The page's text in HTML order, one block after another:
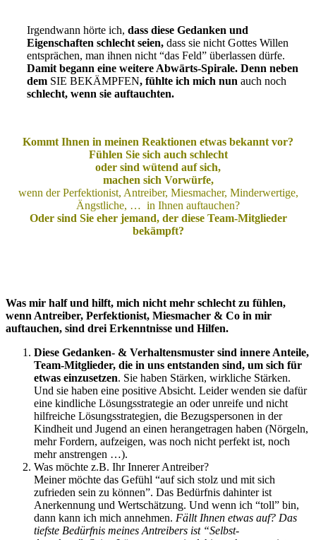
Irgendwann hörte ich, dass diese Gedanken und
Eigenschaften schlecht seien, dass sie nicht Gottes Willen
entsprächen, man ihnen nicht “das Feld” überlassen dürfe.
Damit begann eine weitere Abwärts-Spirale. Denn neben
dem SIE BEKÄMPFEN, fühlte ich mich nun auch noch
schlecht, wenn sie auftauchten.
Kommt Ihnen in meinen Reaktionen etwas bekannt vor?
Fühlen Sie sich auch schlecht
oder sind wütend auf sich,
machen sich Vorwürfe,
wenn der Perfektionist, Antreiber, Miesmacher, Minderwertige,
Ängstliche, … in Ihnen auftauchen?
Oder sind Sie eher jemand, der diese Team-Mitglieder
bekämpft?
Was mir half und hilft, mich nicht mehr schlecht zu fühlen,
wenn Antreiber, Perfektionist, Miesmacher & Co in mir
auftauchen, sind drei Erkenntnisse und Hilfen.
Diese Gedanken- & Verhaltensmuster sind innere Anteile,
Team-Mitglieder, die in uns entstanden sind, um sich für
etwas einzusetzen. Sie haben Stärken, wirkliche Stärken.
Und sie haben eine positive Absicht. Leider wenden sie dafür
eine kindliche Lösungsstrategie an oder unreife und nicht
hilfreiche Lösungsstrategien, die Bezugspersonen in der
Kindheit und Jugend an einen herangetragen haben (Nörgeln,
mehr Fordern, aufzeigen, was noch nicht perfekt ist, noch
mehr anstrengen …).
Was möchte z.B. Ihr Innerer Antreiber?
Meiner möchte das Gefühl “auf sich stolz und mit sich
zufrieden sein zu können”. Das Bedürfnis dahinter ist
Anerkennung und Wertschätzung. Und wenn ich “toll” bin,
dann kann ich mich annehmen. Fällt Ihnen etwas auf? Das
tiefste Bedürfnis meines Antreibers ist “Selbst-